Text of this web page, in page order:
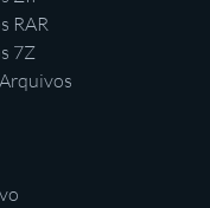
RAR
7Z